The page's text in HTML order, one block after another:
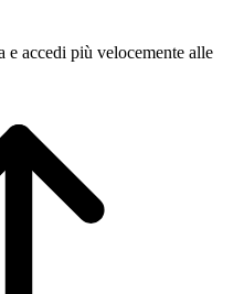
e accedi più velocemente alle